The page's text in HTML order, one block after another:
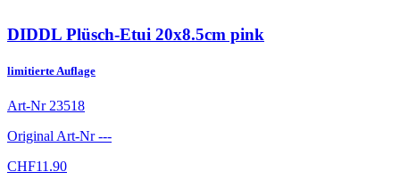
DIDDL Plüsch-Etui 20x8.5cm pink
limitierte Auflage
Art-Nr 23518
Original Art-Nr---
CHF11.90